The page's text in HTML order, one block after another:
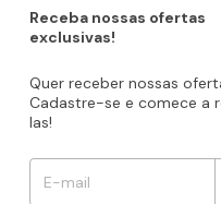
Receba nossas ofertas
exclusivas!
Quer receber nossas
Cadastre-se e comece a
las!